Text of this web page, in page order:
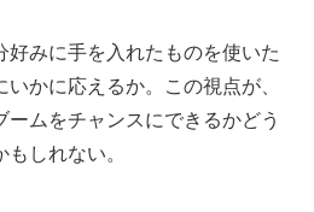
みに手を入れたものを使いた
かに応えるか。この視点が、
ムをチャンスにできるかどう
しれない。